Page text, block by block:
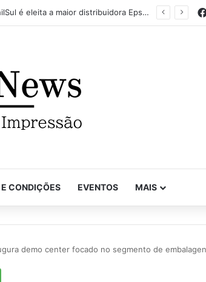
Mapel destaca versatilidade do poder da impressão na FuturePrint 2026
CONDIÇÕES EVENTOS MAIS
demo center focado no segmento de